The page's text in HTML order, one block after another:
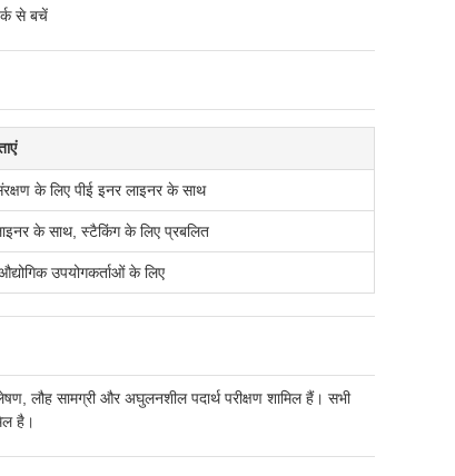
से बचें
के लिए पीई इनर लाइनर के साथ
के साथ, स्टैकिंग के लिए प्रबलित
उपयोगकर्ताओं के लिए
लौह सामग्री और अघुलनशील पदार्थ परीक्षण शामिल हैं। सभी
है।